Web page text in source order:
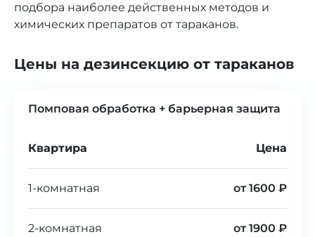
подбора наиболее действенных методов и
химических препаратов от тараканов.
Цены на дезинсекцию от тараканов
Помповая обработка + барьерная защита
Квартира Цена
1-комнатная от 1600 ₽
2-комнатная от 1900 ₽